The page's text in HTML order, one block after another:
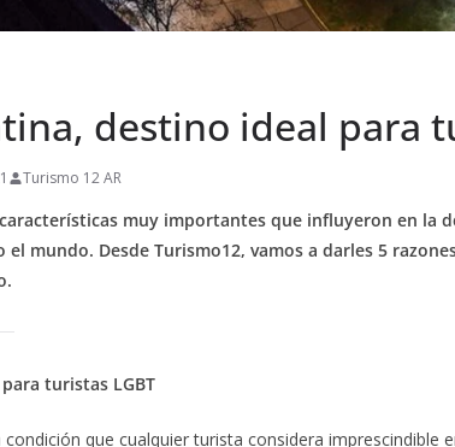
destino ideal para
Turismo 12 AR
muy importantes que influyeron en la
el mundo. Desde Turismo12, vamos a darles 5
turistas LGBT
condición que cualquier turista considera imprescindible